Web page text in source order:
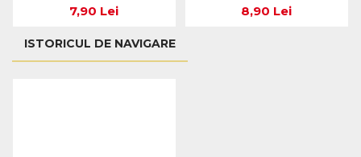
7,90 Lei 8,90 Lei
ISTORICUL DE NAVIGARE